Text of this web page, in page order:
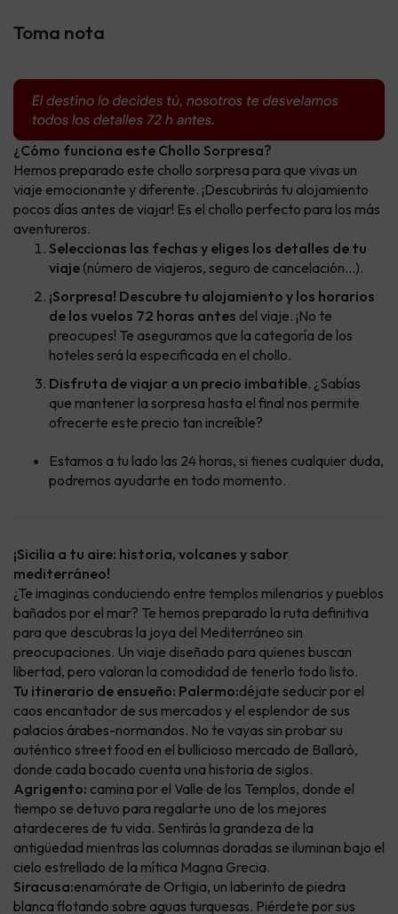
Toma nota
¿Cómo funciona este Chollo Sorpresa?
Hemos preparado este chollo sorpresa para que vivas un
viaje emocionante y diferente. ¡Descubrirás tu alojamiento
pocos días antes de viajar! Es el chollo perfecto para los más
aventureros.
Seleccionas las fechas y eliges los detalles de tu
viaje (número de viajeros, seguro de cancelación...).
¡Sorpresa! Descubre tu alojamiento y los horarios
de los vuelos 72 horas antes del viaje. ¡No te
preocupes! Te aseguramos que la categoría de los
hoteles será la especificada en el chollo.
Disfruta de viajar a un precio imbatible. ¿Sabías
que mantener la sorpresa hasta el final nos permite
ofrecerte este precio tan increíble?
Estamos a tu lado las 24 horas, si tienes cualquier duda,
podremos ayudarte en todo momento.
¡Sicilia a tu aire: historia, volcanes y sabor
mediterráneo!
¿Te imaginas conduciendo entre templos milenarios y pueblos
bañados por el mar? Te hemos preparado la ruta definitiva
para que descubras la joya del Mediterráneo sin
preocupaciones. Un viaje diseñado para quienes buscan
libertad, pero valoran la comodidad de tenerlo todo listo.
Tu itinerario de ensueño: Palermo:déjate seducir por el
caos encantador de sus mercados y el esplendor de sus
palacios árabes-normandos. No te vayas sin probar su
auténtico street food en el bullicioso mercado de Ballarò,
donde cada bocado cuenta una historia de siglos.
Agrigento: camina por el Valle de los Templos, donde el
tiempo se detuvo para regalarte uno de los mejores
atardeceres de tu vida. Sentirás la grandeza de la
antigüedad mientras las columnas doradas se iluminan bajo el
cielo estrellado de la mítica Magna Grecia.
Siracusa:enamórate de Ortigia, un laberinto de piedra
blanca flotando sobre aguas turquesas. Piérdete por sus